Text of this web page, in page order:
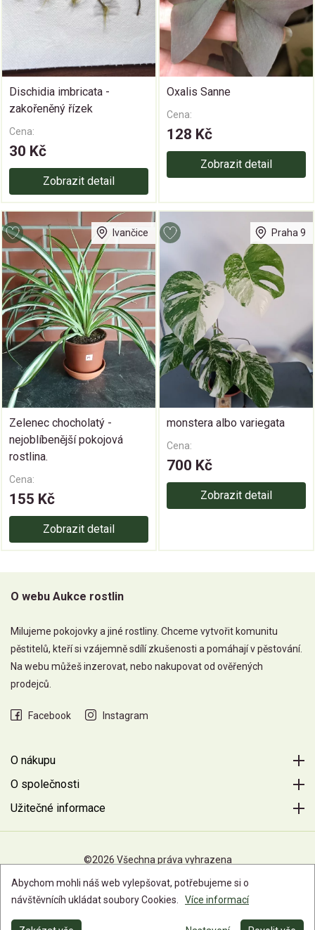
Dischidia imbricata -
zakořeněný řízek
Cena:
30 Kč
Zobrazit detail
Oxalis Sanne
Cena:
128 Kč
Zobrazit detail
Ivančice
Zelenec chocholatý -
nejoblíbenější pokojová
rostlina.
Cena:
155 Kč
Zobrazit detail
Praha 9
monstera albo variegata
Cena:
700 Kč
Zobrazit detail
O webu Aukce rostlin
Milujeme pokojovky a jiné rostliny. Chceme vytvořit komunitu
pěstitelů, kteří si vzájemně sdílí zkušenosti a pomáhají v pěstování.
Na webu můžeš inzerovat, nebo nakupovat od ověřených
prodejců.
Facebook Instagram
O nákupu
O společnosti
Užitečné informace
©2026 Všechna práva vyhrazena
Abychom mohli náš web vylepšovat, potřebujeme si o
návštěvnícíh ukládat soubory Cookies.
Více informací